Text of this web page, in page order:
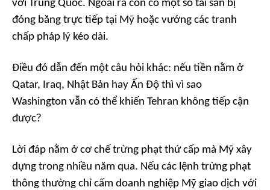
với Trung Quốc. Ngoài ra còn có một số tài sản bị
đóng băng trực tiếp tại Mỹ hoặc vướng các tranh
chấp pháp lý kéo dài.
Điều đó dẫn đến một câu hỏi khác: nếu tiền nằm ở
Qatar, Iraq, Nhật Bản hay Ấn Độ thì vì sao
Washington vẫn có thể khiến Tehran không tiếp cận
được?
Lời đáp nằm ở cơ chế trừng phạt thứ cấp mà Mỹ xây
dựng trong nhiều năm qua. Nếu các lệnh trừng phạt
thông thường chỉ cấm doanh nghiệp Mỹ giao dịch với